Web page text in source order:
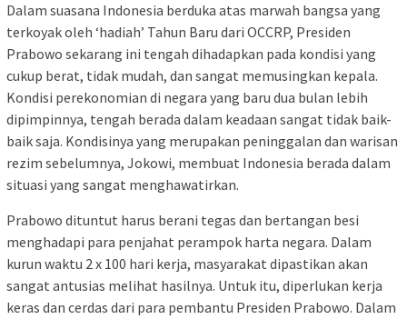
Dalam suasana Indonesia berduka atas marwah bangsa yang
terkoyak oleh ‘hadiah’ Tahun Baru dari OCCRP, Presiden
Prabowo sekarang ini tengah dihadapkan pada kondisi yang
cukup berat, tidak mudah, dan sangat memusingkan kepala.
Kondisi perekonomian di negara yang baru dua bulan lebih
dipimpinnya, tengah berada dalam keadaan sangat tidak baik-
baik saja. Kondisinya yang merupakan peninggalan dan warisan
rezim sebelumnya, Jokowi, membuat Indonesia berada dalam
situasi yang sangat menghawatirkan.
Prabowo dituntut harus berani tegas dan bertangan besi
menghadapi para penjahat perampok harta negara. Dalam
kurun waktu 2 x 100 hari kerja, masyarakat dipastikan akan
sangat antusias melihat hasilnya. Untuk itu, diperlukan kerja
keras dan cerdas dari para pembantu Presiden Prabowo. Dalam